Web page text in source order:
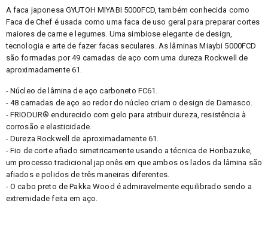
A faca japonesa GYUTOH MIYABI 5000FCD, também conhecida como
Faca de Chef é usada como uma faca de uso geral para preparar cortes
maiores de carne e legumes. Uma simbiose elegante de design,
tecnologia e arte de fazer facas seculares. As lâminas Miaybi 5000FCD
são formadas por 49 camadas de aço com uma dureza Rockwell de
aproximadamente 61.
- Núcleo de lâmina de aço carboneto FC61.
- 48 camadas de aço ao redor do núcleo criam o design de Damasco.
- FRIODUR® endurecido com gelo para atribuir dureza, resistência à
corrosão e elasticidade.
- Dureza Rockwell de aproximadamente 61.
- Fio de corte afiado simetricamente usando a técnica de Honbazuke,
um processo tradicional japonês em que ambos os lados da lâmina são
afiados e polidos de três maneiras diferentes.
- O cabo preto de Pakka Wood é admiravelmente equilibrado sendo a
extremidade feita em aço.